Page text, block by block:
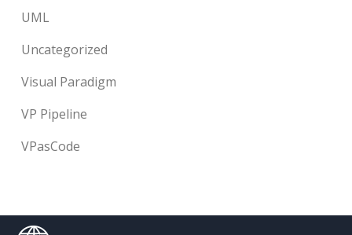
UML
Uncategorized
Visual Paradigm
VP Pipeline
VPasCode